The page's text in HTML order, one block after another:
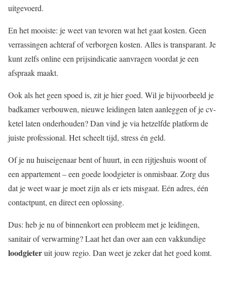
uitgevoerd.
En het mooiste: je weet van tevoren wat het gaat kosten. Geen
verrassingen achteraf of verborgen kosten. Alles is transparant. Je
kunt zelfs online een prijsindicatie aanvragen voordat je een
afspraak maakt.
Ook als het geen spoed is, zit je hier goed. Wil je bijvoorbeeld je
badkamer verbouwen, nieuwe leidingen laten aanleggen of je cv-
ketel laten onderhouden? Dan vind je via hetzelfde platform de
juiste professional. Het scheelt tijd, stress én geld.
Of je nu huiseigenaar bent of huurt, in een rijtjeshuis woont of
een appartement – een goede loodgieter is onmisbaar. Zorg dus
dat je weet waar je moet zijn als er iets misgaat. Eén adres, één
contactpunt, en direct een oplossing.
Dus: heb je nu of binnenkort een probleem met je leidingen,
sanitair of verwarming? Laat het dan over aan een vakkundige
loodgieteruit jouw regio. Dan weet je zeker dat het goed komt.